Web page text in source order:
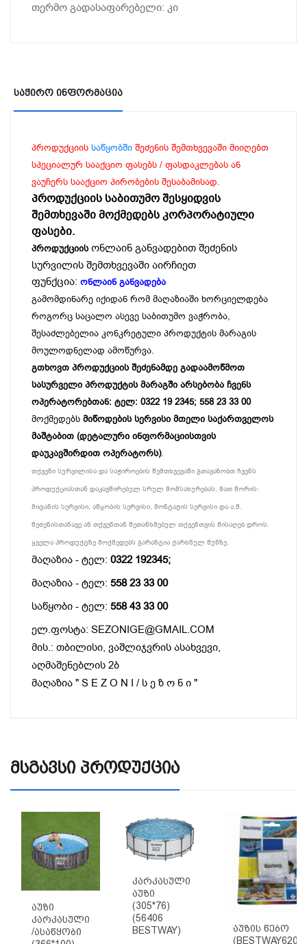
თერმო გადასაფარებელი: კი
Საჭირო Ინფორმაცია
პროდუქციის საწყობში შეძენის შემთხვევაში მიიღებთ
სპეციალურ სააქციო ფასებს / ფასდაკლებას ან
ვაუჩერს სააქციო პირობების შესაბამისად.
პროდუქციის საბითუმო შესყიდვის
შემთხევაში მოქმედებს კორპორატიული
ფასები.
პროდუქციის ონლაინ განვადებით შეძენის
სურვილის შემთხვევაში აირჩიეთ
ფუნქცია: ონლაინ განვადება
გამომდინარე იქიდან რომ მაღაზიაში ხორციელდება
როგორც საცალო ასევე საბითუმო ვაჭრობა,
შესაძლებელია კონკრეტული პროდუქტის მარაგის
მოულოდნელად ამოწურვა.
გთხოვთ პროდუქციის შეძენამდე გადაამოწმოთ
სასურველი პროდუქტის მარაგში არსებობა ჩვენს
ოპერატორებთან: ტელ: 0322 19 2345; 558 23 33 00
მოქმედებს მიწოდების სერვისი მთელი საქართველოს
მაშტაბით (დეტალური ინფორმაციისთვის
დაუკავშირდით ოპერატორს).
თქვენი სურვილისა და საჭიროების შემთხვევაში გთავაზობთ ჩვენს
პროდუქციასთან დაკავშირებულ სრულ მომსახურებას, მათ შორის:
მიტანის სერვისი, აწყობის სერვისი, მონტაჟის სერვისი და ა.შ.
შეძენისთანავე ან თქვენთან შეთანხმებულ თქვენთვის მისაღებ დროს.
ყველა პროდუქტზე მოქმედებს გარანტია ქარხნულ წუნზე.
მაღაზია - ტელ: 0322 192345;
მაღაზია - ტელ: 558 23 33 00
საწყობი - ტელ: 558 43 33 00
ელ.ფოსტა: SEZONIGE@GMAIL.COM
მის.: თბილისი, ვაშლიჯვრის ასახვევი,
აღმაშენებლის 2ბ
მაღაზია " S E Z O N I / ს ე ზ ო ნ ი "
Მსგავსი Პროდუქცია
Აუზი
Კარკასული
/ასაწყობი
Კარკასული
Აუზი
(305*76)
(56406
BESTWAY)
Აუზის Წებო